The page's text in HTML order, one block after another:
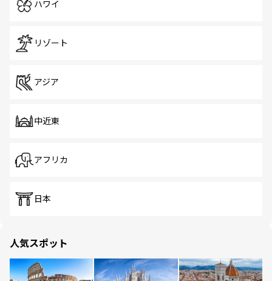
ハワイ
リゾート
アジア
中近東
アフリカ
日本
人気スポット